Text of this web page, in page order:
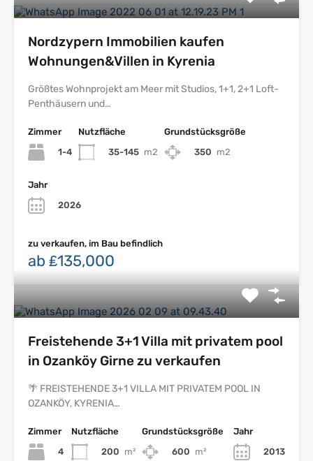
Nordzypern Immobilien kaufen
Wohnungen&Villen in Kyrenia
Größtes Wohnprojekt am Meer mit Studios, 1+1, 2+1 Loft-
Penthäusern und…
Zimmer
1-4
Nutzfläche
35-145 m2
Grundstücksgröße
350 m2
Jahr
2026
zu verkaufen, im Bau befindlich
ab ₤135,000
Freistehende 3+1 Villa mit privatem pool
in Ozanköy Girne zu verkaufen
🌴 FREISTEHENDE 3+1 VILLA MIT PRIVATEM POOL IN
OZANKÖY, KYRENIA…
Zimmer
4
Nutzfläche
200 m²
Grundstücksgröße
600 m²
Jahr
2013